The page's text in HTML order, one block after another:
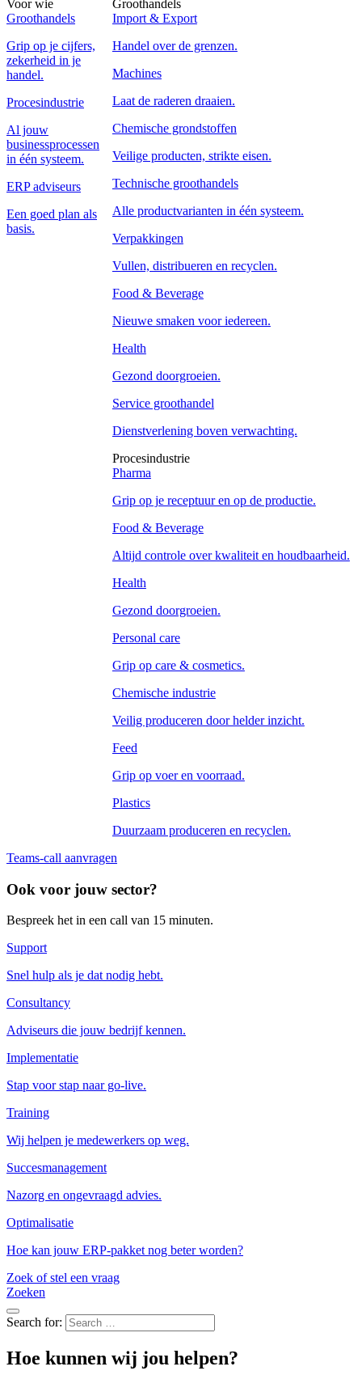
Voor wie
Groothandels
Grip op je cijfers,
zekerheid in je
handel.
Procesindustrie
Al jouw
businessprocessen
in één systeem.
ERP adviseurs
Een goed plan als
basis.
Groothandels
Import & Export
Handel over de grenzen.
Machines
Laat de raderen draaien.
Chemische grondstoffen
Veilige producten, strikte eisen.
Technische groothandels
Alle productvarianten in één systeem.
Verpakkingen
Vullen, distribueren en recyclen.
Food & Beverage
Nieuwe smaken voor iedereen.
Health
Gezond doorgroeien.
Service groothandel
Dienstverlening boven verwachting.
Procesindustrie
Pharma
Grip op je receptuur en op de productie.
Food & Beverage
Altijd controle over kwaliteit en houdbaarheid.
Health
Gezond doorgroeien.
Personal care
Grip op care & cosmetics.
Chemische industrie
Veilig produceren door helder inzicht.
Feed
Grip op voer en voorraad.
Plastics
Duurzaam produceren en recyclen.
Teams-call aanvragen
Ook voor jouw sector?
Bespreek het in een call van 15 minuten.
Support
Snel hulp als je dat nodig hebt.
Consultancy
Adviseurs die jouw bedrijf kennen.
Implementatie
Stap voor stap naar go-live.
Training
Wij helpen je medewerkers op weg.
Succesmanagement
Nazorg en ongevraagd advies.
Optimalisatie
Hoe kan jouw ERP-pakket nog beter worden?
Zoek of stel een vraag
Zoeken
Search for:
Hoe kunnen wij jou helpen?